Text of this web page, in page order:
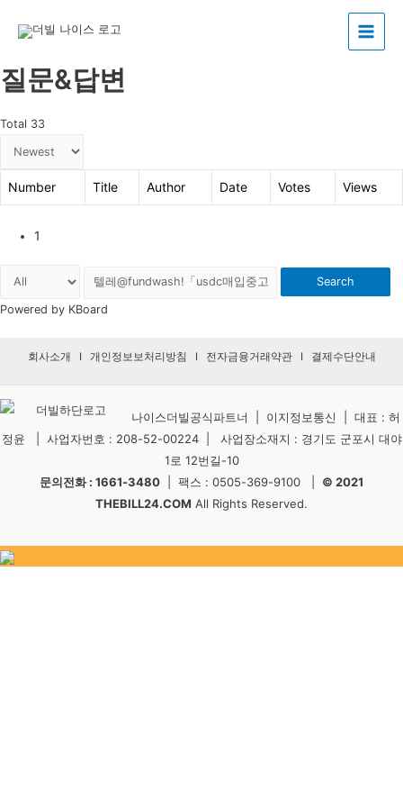
Main
질문&답변
Total 33
Number Title Author Date Votes Views
1
Search
Powered by KBoard
회사소개 I 개인정보보처리방침 I 전자금융거래약관I 결제수단안내
나이스더빌공식파트너 | 이지정보통신 | 대표 : 허
정윤 | 사업자번호 : 208-52-00224 | 사업장소재지 : 경기도 군포시 대야
1로 12번길-10
문의전화 : 1661-3480 | 팩스 : 0505-369-9100 | © 2021
THEBILL24.COM All Rights Reserved.